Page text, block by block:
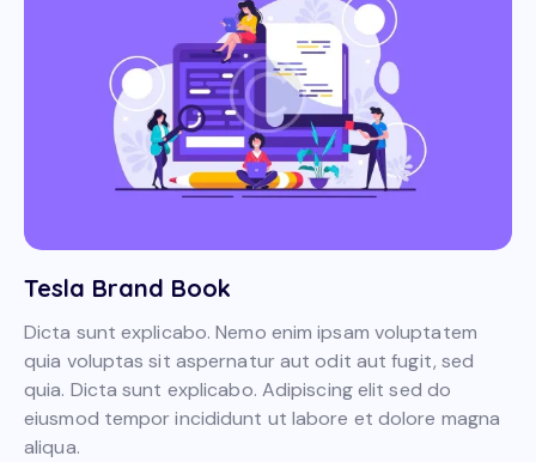
Tesla Brand Book
Dicta sunt explicabo. Nemo enim ipsam voluptatem
quia voluptas sit aspernatur aut odit aut fugit, sed
quia. Dicta sunt explicabo. Adipiscing elit sed do
eiusmod tempor incididunt ut labore et dolore magna
aliqua.